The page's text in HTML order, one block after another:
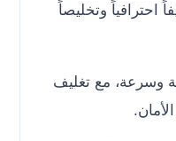
احترافياً وتخليصاً
وسرعة، مع تغليف